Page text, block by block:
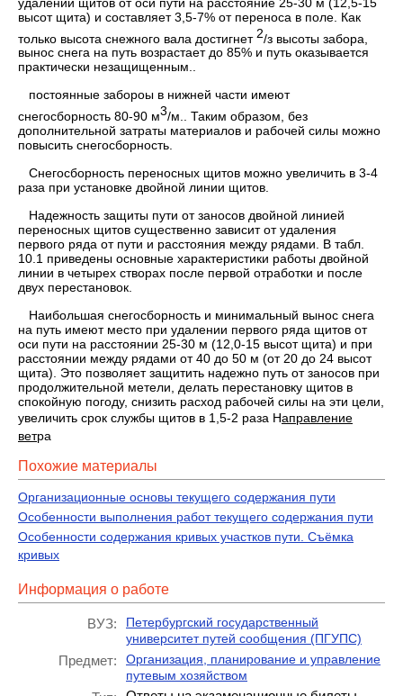
высот щита) и составляет 3,5-7% от переноса в поле. Как
только высота снежного вала достигнет 2/з высоты забора,
вынос снега на путь возраста­ет до 85% и путь оказывается
прак­тически незащищенным..
постоянные забороы в нижней части имеют
снегосборность 80-90 м3/м.. Та­ким образом, без
дополнительной затраты материалов и рабочей силы можно
повысить снегосборность.
Снегосборность переносных щи­тов можно увеличить в 3-4
раза при установке двойной линии щитов.
Надежность защиты пути от зано­сов двойной линией
переносных щи­тов существенно зависит от удале­ния
первого ряда от пути и рас­стояния между рядами. В табл.
10.1 приведены основные характеристики работы двойной
линии в четырех створах после первой отработки и после
двух перестановок.
Наибольшая снегосборность и ми­нимальный вынос снега
на путь име­ют место при удалении первого ряда щитов от
оси пути на расстоянии 25-30 м (12,0-15 высот щита) и при
расстоянии между рядами от 40 до 50 м (от 20 до 24 высот
щита). Это позволяет защитить надежно путь от заносов при
продолжительной метели, делать перестановку щитов в
спокойную погоду, снизить расход рабочей силы на эти цели,
увеличить срок службы щитов в 1,5-2 раза Направление
ветра
Похожие материалы
Организационные основы текущего содержания пути
Особенности выполнения работ текущего содержания пути
Особенности содержания кривых участков пути. Съёмка
кривых
Информация о работе
ВУЗ:
Петербургский государственный
университет путей сообщения (ПГУПС)
Предмет:
Организация, планирование и управление
путевым хозяйством